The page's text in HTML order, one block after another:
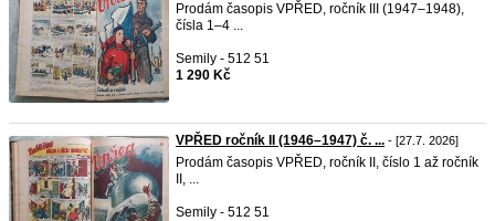
Prodám časopis VPŘED, ročník III (1947–1948),
čísla 1–4 ...
Semily - 512 51
1 290 Kč
VPŘED ročník II (1946–1947) č. ... - [27.7. 2026]
Prodám časopis VPŘED, ročník II, číslo 1 až ročník
II, ...
Semily - 512 51